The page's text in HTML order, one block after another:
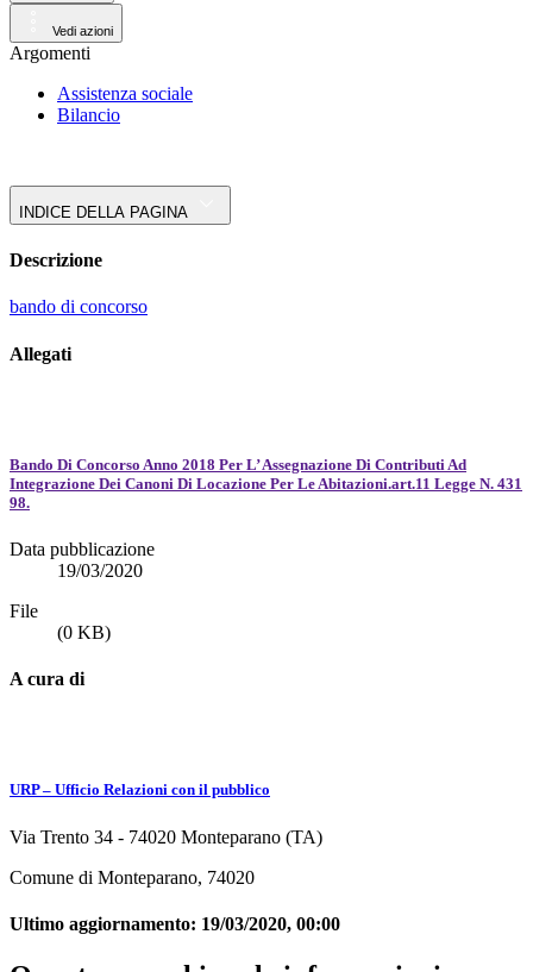
Vedi azioni
Argomenti
Assistenza sociale
Bilancio
INDICE DELLA PAGINA
Descrizione
bando di concorso
Allegati
Bando Di Concorso Anno 2018 Per L’ Assegnazione Di Contributi Ad
Integrazione Dei Canoni Di Locazione Per Le Abitazioni.art.11 Legge N. 431
98.
Data pubblicazione
19/03/2020
File
(0 KB)
A cura di
URP – Ufficio Relazioni con il pubblico
Via Trento 34 - 74020 Monteparano (TA)
Comune di Monteparano, 74020
Ultimo aggiornamento: 19/03/2020, 00:00